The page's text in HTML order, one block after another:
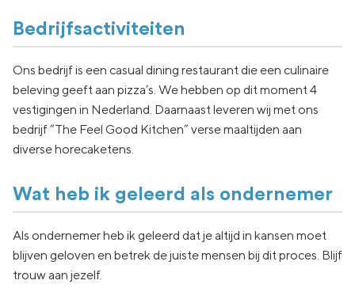
Bedrijfsactiviteiten
Ons bedrijf is een casual dining restaurant die een culinaire
beleving geeft aan pizza’s. We hebben op dit moment 4
vestigingen in Nederland. Daarnaast leveren wij met ons
bedrijf “The Feel Good Kitchen” verse maaltijden aan
diverse horecaketens.
Wat heb ik geleerd als ondernemer
Als ondernemer heb ik geleerd dat je altijd in kansen moet
blijven geloven en betrek de juiste mensen bij dit proces. Blijf
trouw aan jezelf.